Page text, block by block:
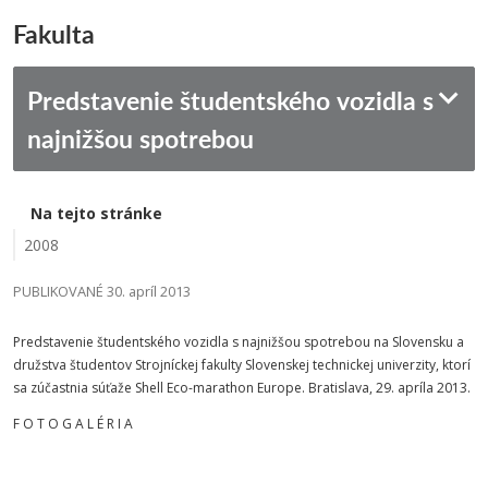
Fakulta
Predstavenie študentského vozidla s
najnižšou spotrebou
Na tejto stránke
2008
PUBLIKOVANÉ 30. apríl 2013
Predstavenie študentského vozidla s najnižšou spotrebou na Slovensku a
družstva študentov Strojníckej fakulty Slovenskej technickej univerzity, ktorí
sa zúčastnia súťaže Shell Eco-marathon Europe. Bratislava, 29. apríla 2013.
F O T O G A L É R I A